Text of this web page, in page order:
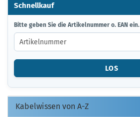
Schnellkauf
BITTE
GEBEN
SIE
DIE
ARTIKELNUMMER
EAN
EIN.
Bitte geben Sie die Artikelnummer o. EAN ein.
LOS
Kabelwissen von A-Z